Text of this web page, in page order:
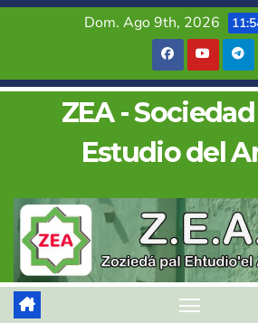
Saltar
Dom. Ago 9th, 2026
ZEA -
Estudio del